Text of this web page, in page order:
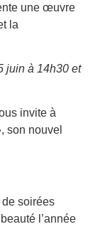
une œuvre
la
juin à 14h30 et
invite à
son nouvel
soirées
l’année